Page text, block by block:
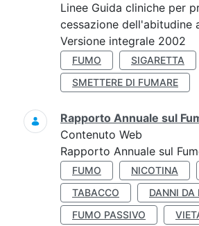
Linee Guida cliniche per
cessazione dell'abitudine
Versione integrale 2002
FUMO
SIGARETTA
SMETTERE DI FUMARE
Rapporto Annuale sul
Contenuto Web
Rapporto Annuale sul
FUMO NICOTINA
TABACCO
DANNI DA
FUMO PASSIVO